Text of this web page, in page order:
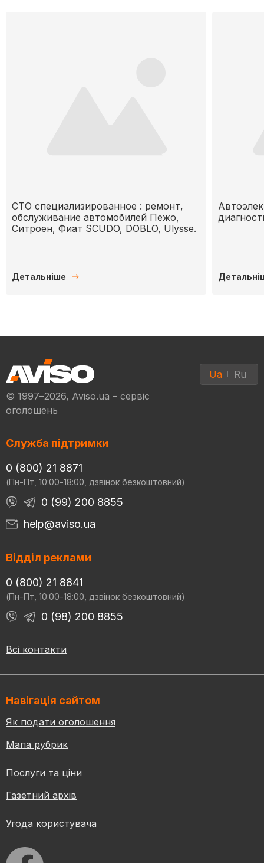
СТО специализированное : ремонт,
обслуживание автомобилей Пежо,
Ситроен, Фиат SCUDO, DOBLO, Ulysse.
Детальніше
© 1997–2026, Aviso.ua – сервіс
оголошень
Ua Ru
Служба підтримки
0 (800) 21 8871
(Пн-Пт, 10:00-18:00, дзвінок безкоштовний)
0 (99) 200 8855
help@aviso.ua
Відділ реклами
0 (800) 21 8841
(Пн-Пт, 10:00-18:00, дзвінок безкоштовний)
0 (98) 200 8855
Всі контакти
Навігація сайтом
Як подати оголошення
Мапа рубрик
Послуги та ціни
Газетний архів
Угода користувача